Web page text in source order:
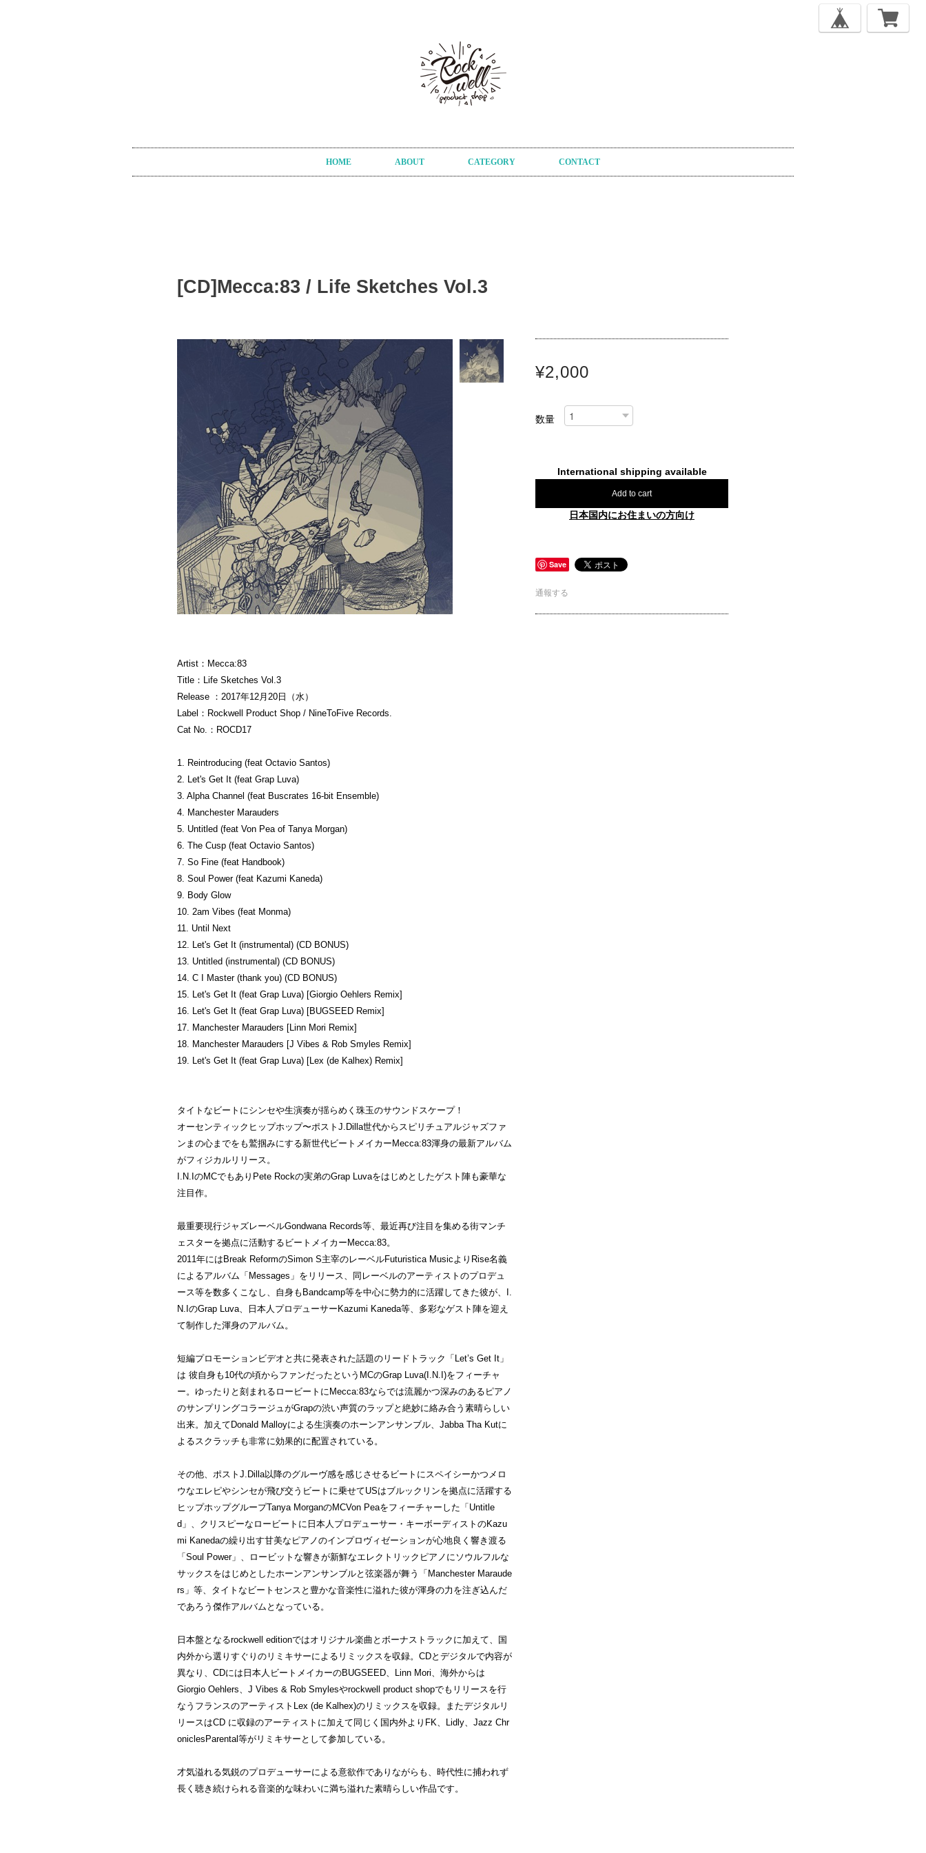
HOME ABOUT CATEGORY CONTACT
[CD]Mecca:83 / Life Sketches Vol​.​3
Artist：Mecca:83
Title：Life Sketches Vol​.​3
Release ：2017年12月20日（水）
Label：Rockwell Product Shop / NineToFive Records.
Cat No.：ROCD17
1. Reintroducing (feat Octavio Santos)
2. Let's Get It (feat Grap Luva)
3. Alpha Channel (feat Buscrates 16-bit Ensemble)
4. Manchester Marauders
5. Untitled (feat Von Pea of Tanya Morgan)
6. The Cusp (feat Octavio Santos)
7. So Fine (feat Handbook)
8. Soul Power (feat Kazumi Kaneda)
9. Body Glow
10. 2am Vibes (feat Monma)
11. Until Next
12. Let's Get It (instrumental) (CD BONUS)
13. Untitled (instrumental) (CD BONUS)
14. C I Master (thank you) (CD BONUS)
15. Let's Get It (feat Grap Luva) [Giorgio Oehlers Remix]
16. Let's Get It (feat Grap Luva) [BUGSEED Remix]
17. Manchester Marauders [Linn Mori Remix]
18. Manchester Marauders [J Vibes & Rob Smyles Remix]
19. Let's Get It (feat Grap Luva) [Lex (de Kalhex) Remix]
タイトなビートにシンセや生演奏が揺らめく珠玉のサウンドスケープ！
オーセンティックヒップホップ〜ポストJ.Dilla世代からスピリチュアルジャズファ
ンまの心までをも鷲掴みにする新世代ビートメイカーMecca:83渾身の最新アルバム
がフィジカルリリース。
I.N.IのMCでもありPete Rockの実弟のGrap Luvaをはじめとしたゲスト陣も豪華な
注目作。
最重要現行ジャズレーベルGondwana Records等、最近再び注目を集める街マンチ
ェスターを拠点に活動するビートメイカーMecca:83。
2011年にはBreak ReformのSimon S主宰のレーベルFuturistica MusicよりRise名義
によるアルバム「Messages」をリリース、同レーベルのアーティストのプロデュ
ース等を数多くこなし、自身もBandcamp等を中心に勢力的に活躍してきた彼が、I.
N.IのGrap Luva、日本人プロデューサーKazumi Kaneda等、多彩なゲスト陣を迎え
て制作した渾身のアルバム。
短編プロモーションビデオと共に発表された話題のリードトラック「Let’s Get It」
は 彼自身も10代の頃からファンだったというMCのGrap Luva(I.N.I)をフィーチャ
ー。ゆったりと刻まれるロービートにMecca:83ならでは流麗かつ深みのあるピアノ
のサンプリングコラージュがGrapの渋い声質のラップと絶妙に絡み合う素晴らしい
出来。加えてDonald Malloyによる生演奏のホーンアンサンブル、Jabba Tha Kutに
よるスクラッチも非常に効果的に配置されている。
その他、ポストJ.Dilla以降のグルーヴ感を感じさせるビートにスペイシーかつメロ
ウなエレピやシンセが飛び交うビートに乗せてUSはブルックリンを拠点に活躍する
ヒップホップグループTanya MorganのMCVon Peaをフィーチャーした「Untitle
d」、クリスピーなロービートに日本人プロデューサー・キーボーディストのKazu
mi Kanedaの繰り出す甘美なピアノのインプロヴィゼーションが心地良く響き渡る
「Soul Power」、ロービットな響きが新鮮なエレクトリックピアノにソウルフルな
サックスをはじめとしたホーンアンサンブルと弦楽器が舞う「Manchester Maraude
rs」等、タイトなビートセンスと豊かな音楽性に溢れた彼が渾身の力を注ぎ込んだ
であろう傑作アルバムとなっている。
日本盤となるrockwell editionではオリジナル楽曲とボーナストラックに加えて、国
内外から選りすぐりのリミキサーによるリミックスを収録。CDとデジタルで内容が
異なり、CDには日本人ビートメイカーのBUGSEED、Linn Mori、海外からは
Giorgio Oehlers、J Vibes & Rob Smylesやrockwell product shopでもリリースを行
なうフランスのアーティストLex (de Kalhex)のリミックスを収録。またデジタルリ
リースはCD に収録のアーティストに加えて同じく国内外よりFK、Lidly、Jazz Chr
oniclesParental等がリミキサーとして参加している。
才気溢れる気鋭のプロデューサーによる意欲作でありながらも、時代性に捕われず
長く聴き続けられる音楽的な味わいに満ち溢れた素晴らしい作品です。
¥2,000
数量
International shipping available
Add to cart
日本国内にお住まいの方向け
Save
通報する